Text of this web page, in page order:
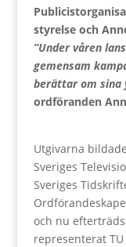
styrelse och
”Under våren
gemensam
berättar om sina
ordföranden
Utgivarna
Sveriges
Sveriges
och nu
representerat